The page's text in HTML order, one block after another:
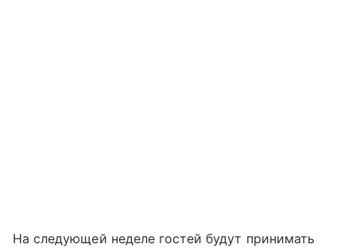
На следующей неделе гостей будут принимать